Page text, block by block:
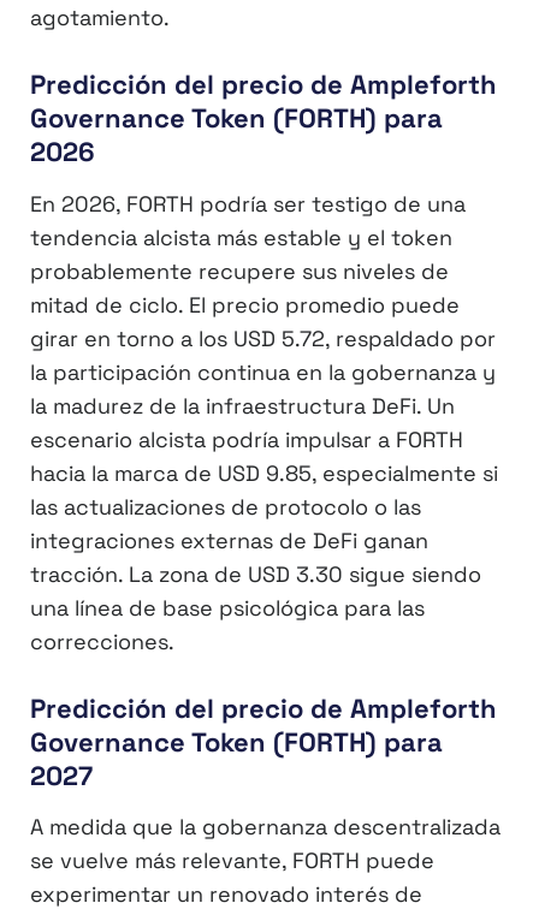
agotamiento.
Predicción del precio de Ampleforth
Governance Token (FORTH) para
2026
En 2026, FORTH podría ser testigo de una
tendencia alcista más estable y el token
probablemente recupere sus niveles de
mitad de ciclo. El precio promedio puede
girar en torno a los USD 5.72, respaldado por
la participación continua en la gobernanza y
la madurez de la infraestructura DeFi. Un
escenario alcista podría impulsar a FORTH
hacia la marca de USD 9.85, especialmente si
las actualizaciones de protocolo o las
integraciones externas de DeFi ganan
tracción. La zona de USD 3.30 sigue siendo
una línea de base psicológica para las
correcciones.
Predicción del precio de Ampleforth
Governance Token (FORTH) para
2027
A medida que la gobernanza descentralizada
se vuelve más relevante, FORTH puede
experimentar un renovado interés de